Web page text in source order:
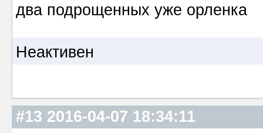
два подрощенных уже орленка
Неактивен
#13 2016-04-07 18:34:11